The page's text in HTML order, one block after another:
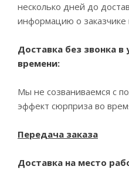
несколько дней до
информацию о заказчике
Доставка без звонка
времени:
Мы не созваниваемся с
эффект сюрприза во
Передача заказа
Доставка на место